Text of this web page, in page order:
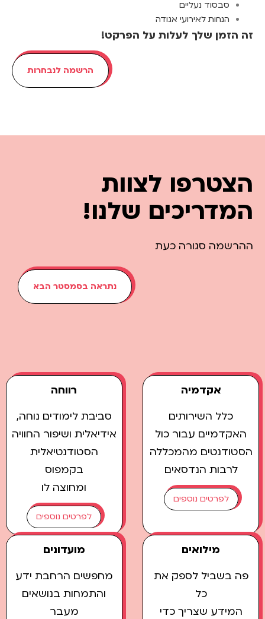
סבסוד נעליים
הנחות לאירועי אגודה
זה הזמן שלך לעלות על הפרקט!
הרשמה לנבחרות
הצטרפו לצוות
המדריכים שלנו!
ההרשמה סגורה כעת
נתראה בסמסטר הבא
אקדמיה
כלל השירותים
האקדמיים עבור כול
הסטודנטים מהמכללה
לרבות הנדסאים
לפרטים נוספים
רווחה
סביבת לימודים נוחה,
אידיאלית ושיפור החוויה
הסטודנטיאלית
בקמפוס
ומחוצה לו
לפרטים נוספים
מילואים
פה בשביל לספק את
כל
המידע שצריך כדי
מועדונים
מחפשים הרחבת ידע
והתמחות בנושאים
מעבר